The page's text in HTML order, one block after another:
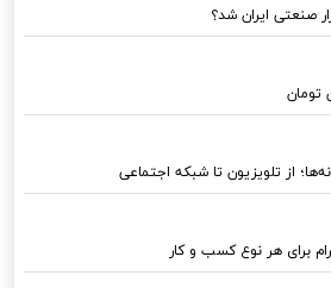
صنعتی ایران شد؟
از تلویزیون تا شبکه اجتماعی
برای هر نوع کسب‌ و کار